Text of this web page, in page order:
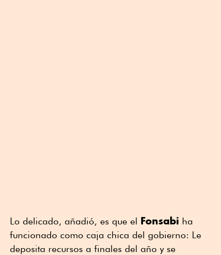
Lo delicado, añadió, es que el Fonsabi ha
funcionado como caja chica del gobierno: Le
deposita recursos a finales del año y se